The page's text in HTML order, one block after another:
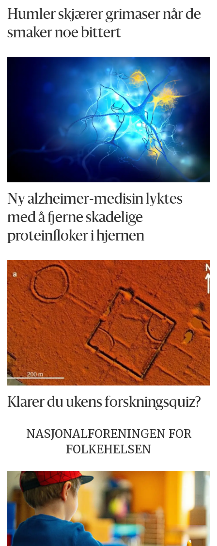
Humler skjærer grimaser når de
smaker noe bittert
Ny alzheimer-medisin lyktes
med å fjerne skadelige
proteinfloker i hjernen
Klarer du ukens forskningsquiz?
NASJONALFORENINGEN FOR
FOLKEHELSEN